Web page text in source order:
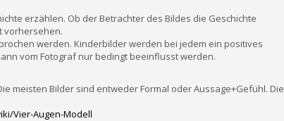
erzählen. Ob der Betrachter des Bildes die Geschichte
vorhersehen.
werden. Kinderbilder werden bei jedem ein positives
vom Fotograf nur bedingt beeinflusst werden.
meisten Bilder sind entweder Formal oder Aussage+Gefühl. Die
Vier-Augen-Modell